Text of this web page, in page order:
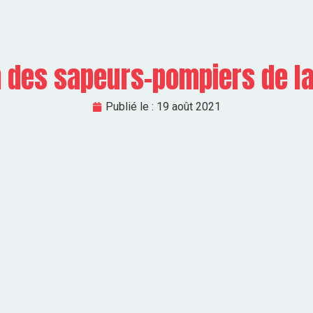
sapeurs-pompiers de
Publié le : 19 août 2021